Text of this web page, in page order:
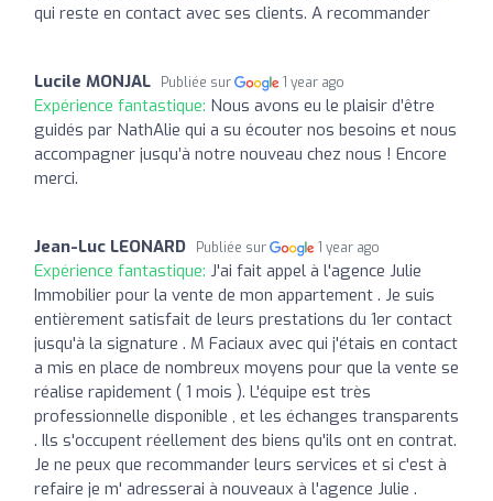
qui reste en contact avec ses clients. A recommander
Lucile MONJAL Publiée sur 1 year ago
Expérience fantastique: Nous avons eu le plaisir d’être
guidés par NathAlie qui a su écouter nos besoins et nous
accompagner jusqu’à notre nouveau chez nous ! Encore
merci.
Jean-Luc LEONARD Publiée sur 1 year ago
Expérience fantastique: J'ai fait appel à l'agence Julie
Immobilier pour la vente de mon appartement . Je suis
entièrement satisfait de leurs prestations du 1er contact
jusqu'à la signature . M Faciaux avec qui j'étais en contact
a mis en place de nombreux moyens pour que la vente se
réalise rapidement ( 1 mois ). L'équipe est très
professionnelle disponible , et les échanges transparents
. Ils s'occupent réellement des biens qu'ils ont en contrat.
Je ne peux que recommander leurs services et si c'est à
refaire je m' adresserai à nouveaux à l'agence Julie .